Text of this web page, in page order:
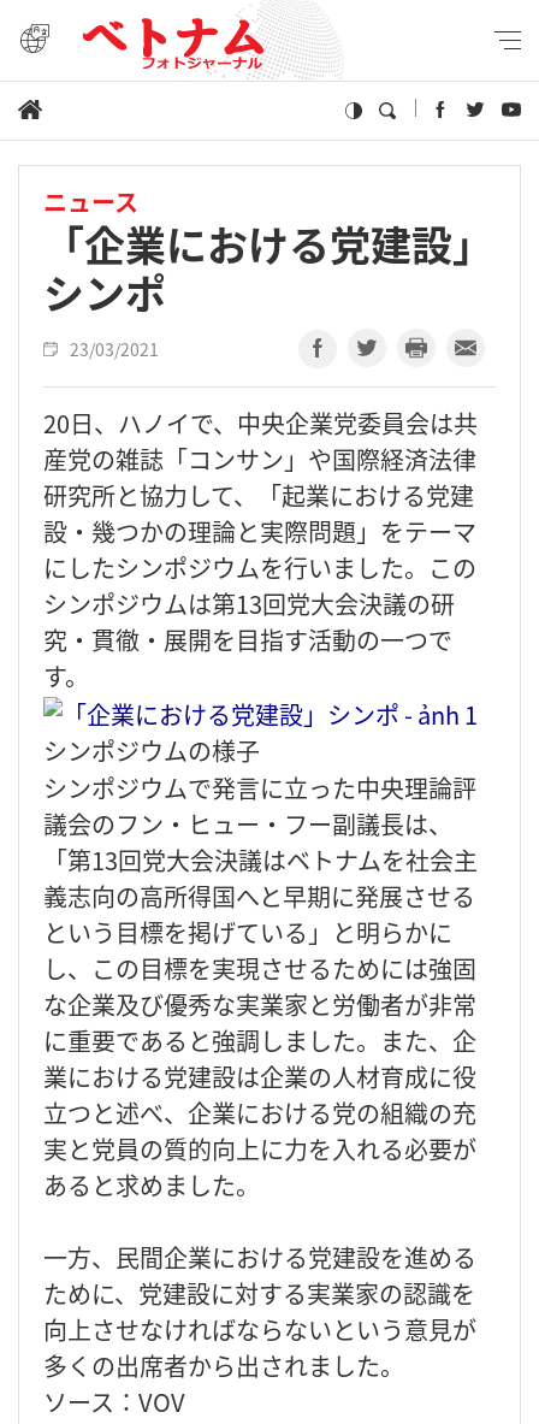
ニュース
「企業における党建設」
シンポ
23/03/2021
20日、ハノイで、中央企業党委員会は共
産党の雑誌「コンサン」や国際経済法律
研究所と協力して、「起業における党建
設・幾つかの理論と実際問題」をテーマ
にしたシンポジウムを行いました。この
シンポジウムは第13回党大会決議の研
究・貫徹・展開を目指す活動の一つで
す。
シンポジウムの様子
シンポジウムで発言に立った中央理論評
議会のフン・ヒュー・フー副議長は、
「第13回党大会決議はベトナムを社会主
義志向の高所得国へと早期に発展させる
という目標を掲げている」と明らかに
し、この目標を実現させるためには強固
な企業及び優秀な実業家と労働者が非常
に重要であると強調しました。また、企
業における党建設は企業の人材育成に役
立つと述べ、企業における党の組織の充
実と党員の質的向上に力を入れる必要が
あると求めました。
一方、民間企業における党建設を進める
ために、党建設に対する実業家の認識を
向上させなければならないという意見が
多くの出席者から出されました。
ソース：VOV